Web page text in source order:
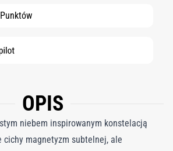
OPIS
niebem inspirowanym konstelacją
cichy magnetyzm subtelnej, ale